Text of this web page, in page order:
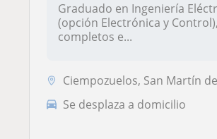
Graduado en Ingeniería
(opción Electrónica y
completos e...
Ciempozuelos, San Martín de la Vega, Titulcia,
Se desplaza a domicilio